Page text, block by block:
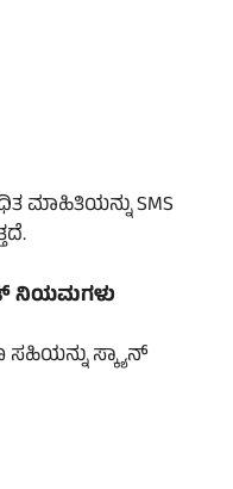
ಮಾಹಿತಿಯನ್ನು SMS
ನಿಯಮಗಳು
ಸ್ಕ್ಯಾನ್